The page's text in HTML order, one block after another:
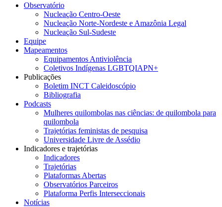
Observatório
Nucleação Centro-Oeste
Nucleação Norte-Nordeste e Amazônia Legal
Nucleação Sul-Sudeste
Equipe
Mapeamentos
Equipamentos Antiviolência
Coletivos Indígenas LGBTQIAPN+
Publicações
Boletim INCT Caleidoscópio
Bibliografia
Podcasts
Mulheres quilombolas nas ciências: de quilombola para
quilombola
Trajetórias feministas de pesquisa
Universidade Livre de Assédio
Indicadores e trajetórias
Indicadores
Trajetórias
Plataformas Abertas
Observatórios Parceiros
Plataforma Perfis Interseccionais
Notícias